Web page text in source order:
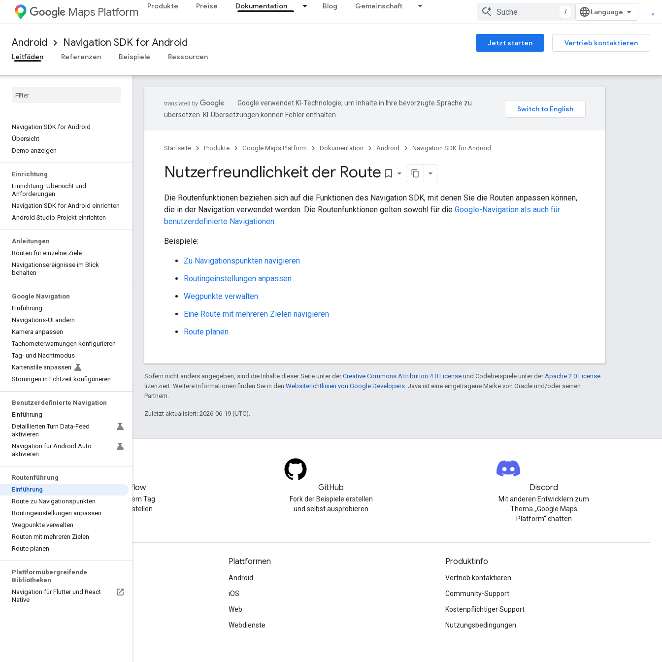
Maps Platform Produkte Preise Dokumentation Blog Gemeinschaft
/
Android Navigation SDK for Android Jetzt starten
Vertrieb kontaktieren
Leitfäden
Referenzen Beispiele Ressourcen
Navigation SDK for Android
Übersicht
Demo anzeigen
Einrichtung
Einrichtung: Übersicht und
Anforderungen
Navigation SDK for Android einrichten
Android Studio-Projekt einrichten
Anleitungen
Routen für einzelne Ziele
Navigationsereignisse im Blick
behalten
Google Navigation
Einführung
Navigations-UI ändern
Kamera anpassen
Tachometerwarnungen konfigurieren
Tag- und Nachtmodus
Kartenstile anpassen
Störungen in Echtzeit konfigurieren
Benutzerdefinierte Navigation
Einführung
Detaillierten Turn Data-Feed
aktivieren
Navigation für Android Auto
aktivieren
Routenführung
Einführung
Route zu Navigationspunkten
Routingeinstellungen anpassen
Wegpunkte verwalten
Routen mit mehreren Zielen
Route planen
Plattformübergreifende
Bibliotheken
Navigation für Flutter und React
Native
Google verwendet KI-Technologie, um Inhalte in Ihre bevorzugte Sprache zu
übersetzen. KI-Übersetzungen können Fehler enthalten.
Startseite Produkte Google Maps Platform Dokumentation Android Navigation SDK for Android
Nutzerfreundlichkeit der Route bookmark_border
Die Routenfunktionen beziehen sich auf die Funktionen des Navigation SDK, mit denen Sie die Routen anpassen können,
die in der Navigation verwendet werden. Die Routenfunktionen gelten sowohl für die Google-Navigation als auch für
benutzerdefinierte Navigationen.
Beispiele:
Zu Navigationspunkten navigieren
Routingeinstellungen anpassen
Wegpunkte verwalten
Eine Route mit mehreren Zielen navigieren
Route planen
Sofern nicht anders angegeben, sind die Inhalte dieser Seite unter derCreative Commons Attribution 4.0 License und Codebeispiele unter der Apache 2.0 License
lizenziert. Weitere Informationen finden Sie in den Websiterichtlinien von Google Developers . Java ist eine eingetragene Marke von Oracle und/oder seinen
Partnern.
Zuletzt aktualisiert: 2026-06-19 (UTC).
Stack Overflow
Eine Frage mit dem Tag
„google-maps“ stellen
GitHub
Fork der Beispiele erstellen
und selbst ausprobieren
Discord
Mit anderen Entwicklern zum
Thema „Google Maps
Platform“ chatten
Weitere Informationen
Anleitungen
Preise und Nutzungsmodelle
Plattformen
Android
iOS
Web
Webdienste
Produktinfo
Vertrieb kontaktieren
Community-Support
Kostenpflichtiger Support
Nutzungsbedingungen